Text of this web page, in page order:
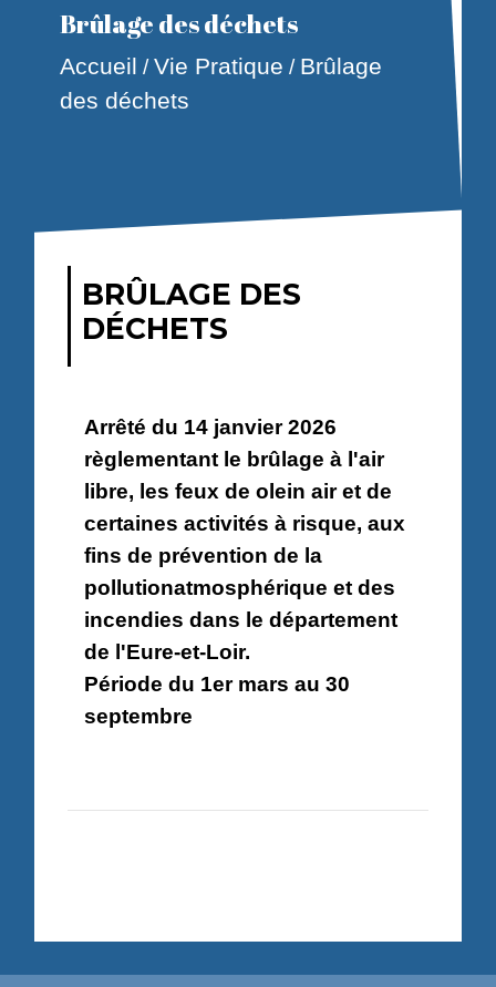
Brûlage des déchets
Accueil /Vie Pratique / Brûlage
des déchets
BRÛLAGE DES
DÉCHETS
Arrêté du 14 janvier 2026
règlementant le brûlage à l'air
libre, les feux de olein air et de
certaines activités à risque, aux
fins de prévention de la
pollutionatmosphérique et des
incendies dans le département
de l'Eure-et-Loir.
​​​​​​​Période du 1er mars au 30
septembre